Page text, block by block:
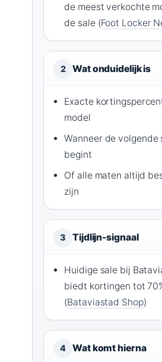
de meest verkochte
de sale (Foot Locker
2 Wat onduidelijk is
Exacte
model
Wanneer de volgende
begint
Of alle maten altijd
zijn
3 Tijdlijn-signaal
Huidige sale bij
biedt kortingen tot
(Bataviastad Shop)
4 Wat komt hierna